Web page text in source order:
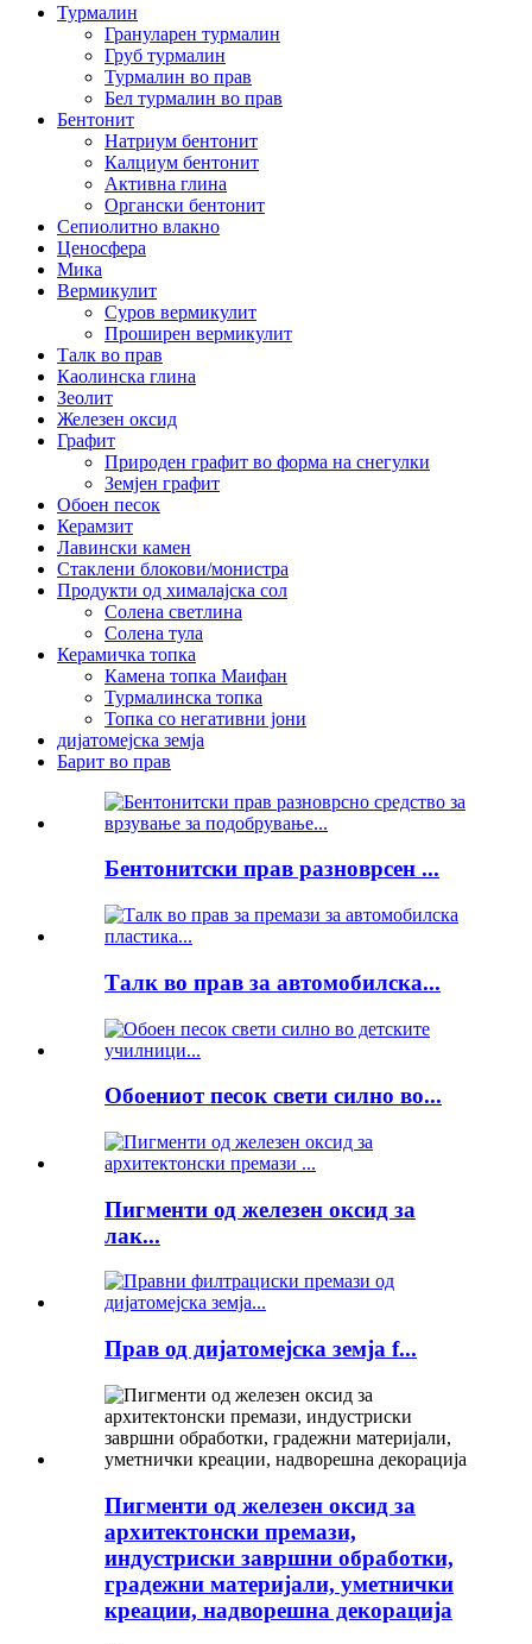
Турмалин
Грануларен турмалин
Груб турмалин
Турмалин во прав
Бел турмалин во прав
Бентонит
Натриум бентонит
Калциум бентонит
Активна глина
Органски бентонит
Сепиолитно влакно
Ценосфера
Мика
Вермикулит
Суров вермикулит
Проширен вермикулит
Талк во прав
Каолинска глина
Зеолит
Железен оксид
Графит
Природен графит во форма на снегулки
Земјен графит
Обоен песок
Керамзит
Лавински камен
Стаклени блокови/монистра
Продукти од хималајска сол
Солена светлина
Солена тула
Керамичка топка
Камена топка Маифан
Турмалинска топка
Топка со негативни јони
дијатомејска земја
Барит во прав
Бентонитски прав разноврсен ...
Талк во прав за автомобилска...
Обоениот песок свети силно во...
Пигменти од железен оксид за
лак...
Прав од дијатомејска земја f...
Пигменти од железен оксид за
архитектонски премази,
индустриски завршни обработки,
градежни материјали, уметнички
креации, надворешна декорација